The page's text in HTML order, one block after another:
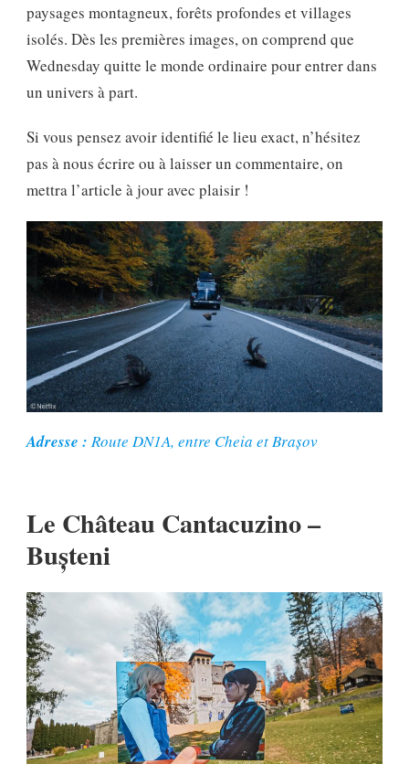
paysages montagneux, forêts profondes et villages
isolés. Dès les premières images, on comprend que
Wednesday quitte le monde ordinaire pour entrer dans
un univers à part.
Si vous pensez avoir identifié le lieu exact, n’hésitez
pas à nous écrire ou à laisser un commentaire, on
mettra l’article à jour avec plaisir !
Adresse : Route DN1A, entre Cheia et Brașov
Le Château Cantacuzino –
Bușteni